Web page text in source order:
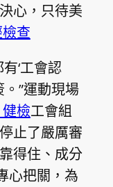
心，只待美
查
‘工會認
”運動現場
檢工會組
止了嚴厲審
得住、成分
心把關，為